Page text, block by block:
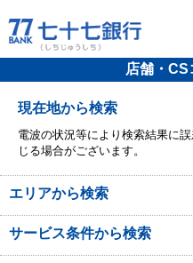
店舗・CS
現在地から検索
電波の状況等により検索結果に
じる場合がございます。
エリアから検索
サービス条件から検索